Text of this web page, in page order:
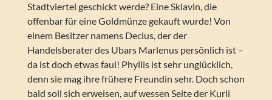
Stadtviertel geschickt werde? Eine Sklavin, die
offenbar für eine Goldmünze gekauft wurde! Von
einem Besitzer namens Decius, der der
Handelsberater des Ubars Marlenus persönlich ist –
da ist doch etwas faul! Phyllis ist sehr unglücklich,
denn sie mag ihre frühere Freundin sehr. Doch schon
bald soll sich erweisen, auf wessen Seite der Kurii